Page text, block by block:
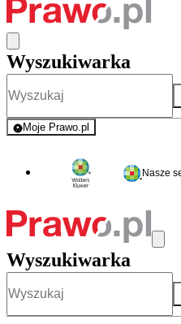
Wyszukiwarka
Moje Prawo.pl
- rejestracja i logowanie do
Nasze
Wyszukiwarka